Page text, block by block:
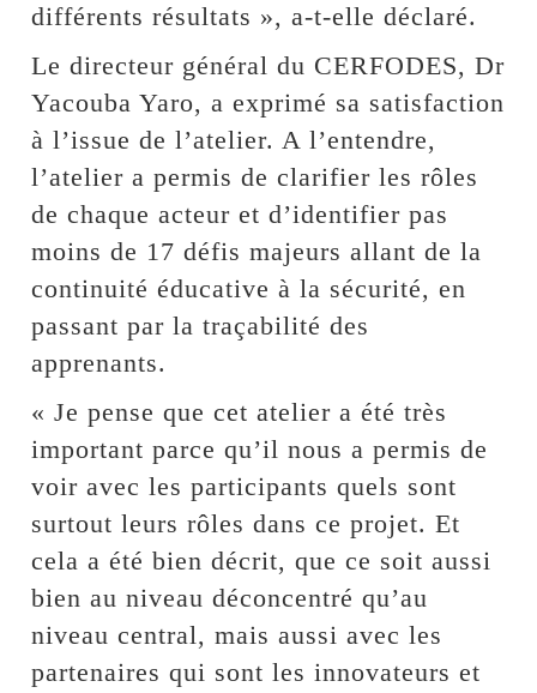
différents résultats », a-t-elle déclaré.
Le directeur général du CERFODES, Dr
Yacouba Yaro, a exprimé sa satisfaction
à l’issue de l’atelier. A l’entendre,
l’atelier a permis de clarifier les rôles
de chaque acteur et d’identifier pas
moins de 17 défis majeurs allant de la
continuité éducative à la sécurité, en
passant par la traçabilité des
apprenants.
« Je pense que cet atelier a été très
important parce qu’il nous a permis de
voir avec les participants quels sont
surtout leurs rôles dans ce projet. Et
cela a été bien décrit, que ce soit aussi
bien au niveau déconcentré qu’au
niveau central, mais aussi avec les
partenaires qui sont les innovateurs et